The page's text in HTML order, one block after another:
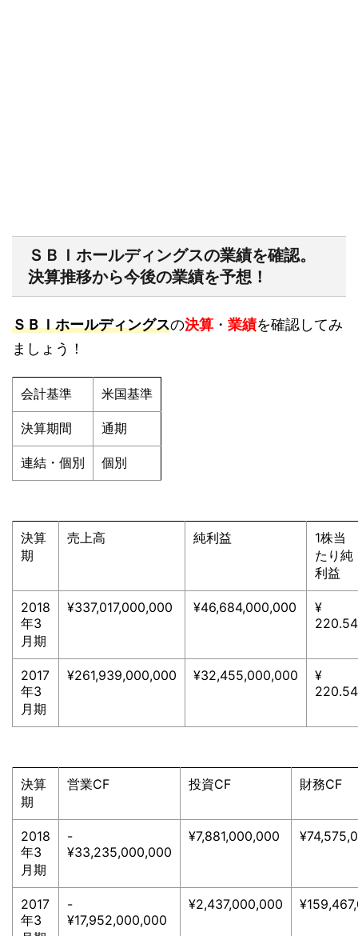
ＳＢＩホールディングスの業績を確認。
決算推移から今後の業績を予想！
ＳＢＩホールディングスの決算 ・ 業績を確認してみ
ましょう！
会計基準 米国基準
決算期間 通期
連結・個別 個別
決算
期
売上高 純利益
1株当
たり純
利益
2018
年3
月期
¥337,017,000,000 ¥46,684,000,000
¥
220.54
2017
年3
月期
¥261,939,000,000 ¥32,455,000,000
¥
220.54
決算
期
営業CF 投資CF 財務CF
2018
年3
月期
-
¥33,235,000,000
¥7,881,000,000
2017
年3
-
¥17,952,000,000
¥2,437,000,000